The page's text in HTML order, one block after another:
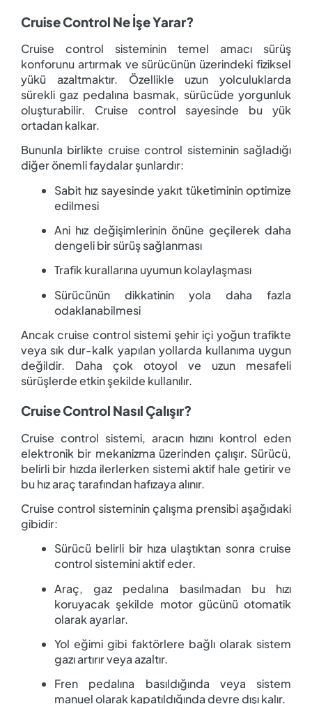
Cruise Control Ne İşe Yarar?
Cruise control sisteminin temel amacı sürüş
konforunu artırmak ve sürücünün üzerindeki fiziksel
yükü azaltmaktır. Özellikle uzun yolculuklarda
sürekli gaz pedalına basmak, sürücüde yorgunluk
oluşturabilir. Cruise control sayesinde bu yük
ortadan kalkar.
Bununla birlikte cruise control sisteminin sağladığı
diğer önemli faydalar şunlardır:
Sabit hız sayesinde yakıt tüketiminin optimize
edilmesi
Ani hız değişimlerinin önüne geçilerek daha
dengeli bir sürüş sağlanması
Trafik kurallarına uyumun kolaylaşması
Sürücünün dikkatinin yola daha fazla
odaklanabilmesi
Ancak cruise control sistemi şehir içi yoğun trafikte
veya sık dur-kalk yapılan yollarda kullanıma uygun
değildir. Daha çok otoyol ve uzun mesafeli
sürüşlerde etkin şekilde kullanılır.
Cruise Control Nasıl Çalışır?
Cruise control sistemi, aracın hızını kontrol eden
elektronik bir mekanizma üzerinden çalışır. Sürücü,
belirli bir hızda ilerlerken sistemi aktif hale getirir ve
bu hız araç tarafından hafızaya alınır.
Cruise control sisteminin çalışma prensibi aşağıdaki
gibidir:
Sürücü belirli bir hıza ulaştıktan sonra cruise
control sistemini aktif eder.
Araç, gaz pedalına basılmadan bu hızı
koruyacak şekilde motor gücünü otomatik
olarak ayarlar.
Yol eğimi gibi faktörlere bağlı olarak sistem
gazı artırır veya azaltır.
Fren pedalına basıldığında veya sistem
manuel olarak kapatıldığında devre dışı kalır.